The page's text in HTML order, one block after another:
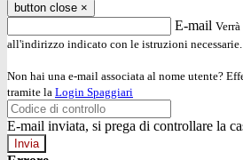
button close ×
E-mail
all'indirizzo indicato con le istruzioni necessarie.
Non hai una e-mail associata al nome utente?
tramite la Login Spaggiari
E-mail inviata, si prega di controllare la